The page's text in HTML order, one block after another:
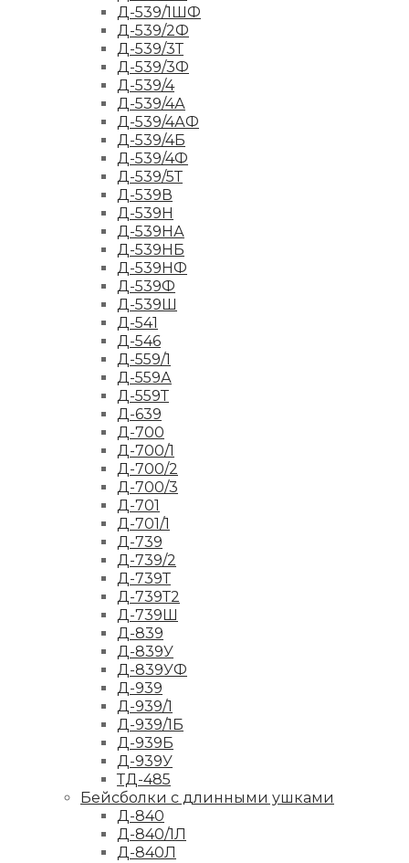
Д-539/1ШФ
Д-539/2Ф
Д-539/3Т
Д-539/3Ф
Д-539/4
Д-539/4А
Д-539/4АФ
Д-539/4Б
Д-539/4Ф
Д-539/5Т
Д-539В
Д-539Н
Д-539НА
Д-539НБ
Д-539НФ
Д-539Ф
Д-539Ш
Д-541
Д-546
Д-559/1
Д-559А
Д-559Т
Д-639
Д-700
Д-700/1
Д-700/2
Д-700/3
Д-701
Д-701/1
Д-739
Д-739/2
Д-739Т
Д-739Т2
Д-739Ш
Д-839
Д-839У
Д-839УФ
Д-939
Д-939/1
Д-939/1Б
Д-939Б
Д-939У
ТД-485
Бейсболки с длинными ушками
Д-840
Д-840/1Л
Д-840Л